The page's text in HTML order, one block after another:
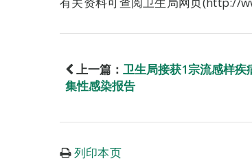
上一篇： 卫生局接获1宗流感样疾
集性感染报告
列印本页